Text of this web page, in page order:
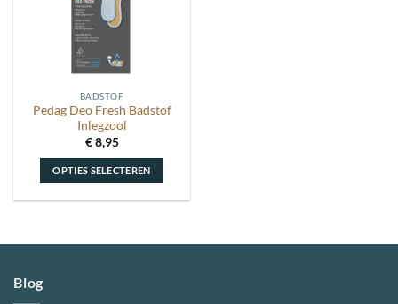
kan
gekozen
op
productpagina
BADSTOF
Pedag Deo Fresh Badstof
Inlegzool
€8,95
OPTIES SELECTEREN
meerdere
Blog